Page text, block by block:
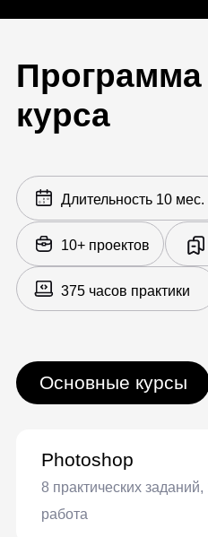
3D-моделирование в
14 практических заданий, 1
работа
UV — создание
Бейк в Marmoset
Практика
ААА-пайплайне
Создание high poly,
poly в Maya
Создание UV и Bake